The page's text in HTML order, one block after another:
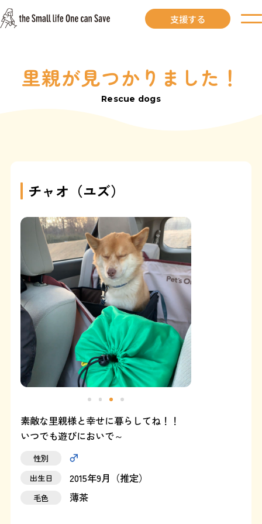
お知らせ
里親が見つかりました
よくある質問
SHOP
ブログ
協賛企業について
支援する
里親が見つかりました！
Rescue dogs
チャオ（ユズ）
素敵な里親様と幸せに暮らしてね！！
いつでも遊びにおいで～
性別
出生日
2015年9月（推定）
毛色 薄茶